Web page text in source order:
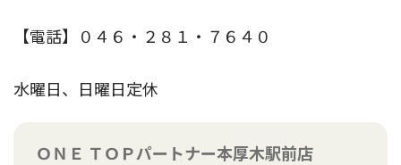
【電話】０４６・２８１・７６４０
水曜日、日曜日定休
ＯＮＥ ＴＯＰパートナー本厚木駅前店